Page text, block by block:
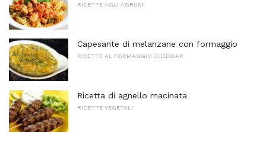
RICETTE AGLI AGRUMI
Capesante di melanzane con formaggio
RICETTE AL FORMAGGIO CHEDDAR
Ricetta di agnello macinata
RICETTE VEGETALI